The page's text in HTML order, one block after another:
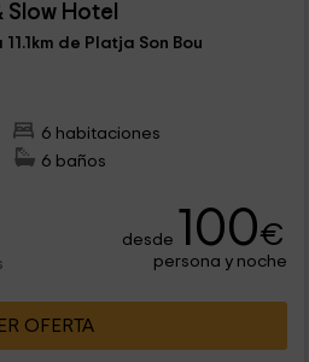
Slow Hotel
de Platja Son Bou
6 habitaciones
6 baños
desde 100€
persona y noche
OFERTA